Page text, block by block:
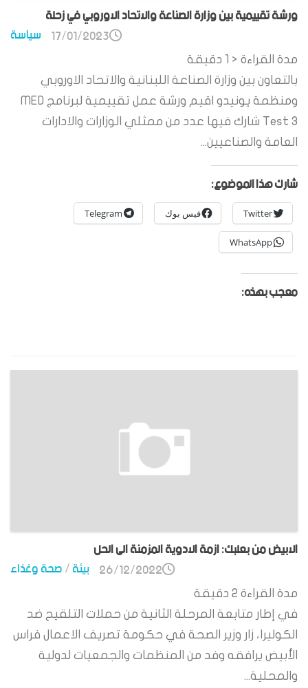
ورشة تقييمية بين وزارة الصناعة والاتحاد الاوروبي في زحلة
سياسة 17/01/2023
مدة القراءة < 1
دقيقة
بالتعاون بين وزارة الصناعة اللبنانية والاتحاد الاوروبي
ومنظمة يونيدو اقيم ورشة عمل تقييمية لبرنامج MED
Test 3 شارك فيها عدد من ممثلي الوزارات والادارات
العامة والصناعيين...
شارك هذا الموضوع:
Twitter فيس بوك Telegram
WhatsApp
معجب بهذه:
الابيض من بعلبك: ازمة الادوية المزمنة الى الحل
بيئة/صحة وغذاء 26/12/2022
مدة القراءة 2 دقيقة
في إطار متابعة المرحلة الثانية من حملات التلقيح ضد
الكوليرا، زار وزير الصحة في حكومة تصريف الاعمال فراس
الأبيض يرافقه وفد من المنظمات والجمعيات لدولية
والمحلية...